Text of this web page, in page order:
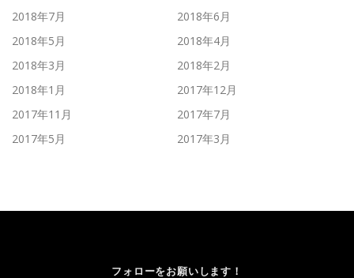
2018年7月
2018年6月
2018年5月
2018年4月
2018年3月
2018年2月
2018年1月
2017年12月
2017年11月
2017年7月
2017年5月
2017年3月
フォローをお願いします！